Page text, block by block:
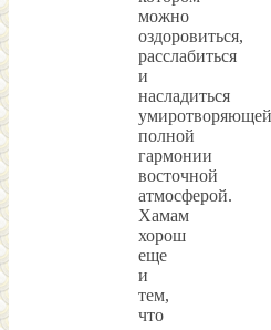
можно
оздоровиться,
расслабиться
и
насладиться
полной
гармонии
восточной
атмосферой.
Хамам
хорош
еще
и
тем,
что